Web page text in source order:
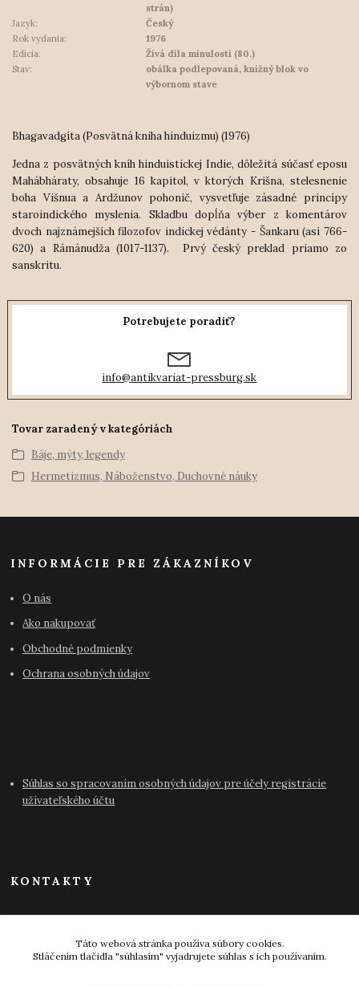
strán)
Jazyk:
Český
Rok vydania:
1976
Edícia:
Živá díla minulosti (80.)
Stav:
obálka podlepovaná, knižný blok vo
výbornom stave
Bhagavadgíta (Posvätná kniha hinduizmu) (1976)
Jedna z posvätných kníh hinduistickej Indie, dôležitá súčasť eposu
Mahábháraty, obsahuje 16 kapitol, v ktorých Krišna, stelesnenie
boha Višnua a Ardžunov pohonič, vysvetľuje zásadné princípy
staroindického myslenia. Skladbu dopĺňa výber z komentárov
dvoch najznámejších filozofov indickej védánty - Šankaru (asi 766-
620) a Rámánudža (1017-1137). Prvý český preklad priamo zo
sanskritu.
Potrebujete poradiť?
info@antikvariat-pressburg.sk
Tovar zaradený v kategóriách
Báje, mýty, legendy
Hermetizmus, Náboženstvo, Duchovné náuky
INFORMÁCIE PRE ZÁKAZNÍKOV
O nás
Ako nakupovať
Obchodné podmienky
Ochrana osobných údajov
Súhlas so spracovaním osobných údajov pre účely registrácie
užívateľského účtu
KONTAKTY
Táto webová stránka používa súbory cookies.
Stláčením tlačidla "súhlasím" vyjadrujete súhlas s ich používaním.